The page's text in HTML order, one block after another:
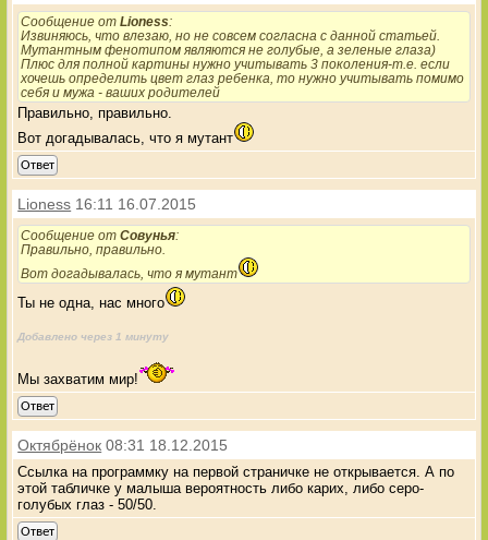
Сообщение отLioness:
Извиняюсь, что влезаю, но не совсем согласна с данной статьей.
Мутантным фенотипом являются не голубые, а зеленые глаза)
Плюс для полной картины нужно учитывать 3 поколения-т.е. если
хочешь определить цвет глаз ребенка, то нужно учитывать помимо
себя и мужа - ваших родителей
Правильно, правильно.
Вот догадывалась, что я мутант
Ответ
Lioness 16:11 16.07.2015
Сообщение отСовунья:
Правильно, правильно.
Вот догадывалась, что я мутант
Ты не одна, нас много
Добавлено через 1 минуту
Мы захватим мир!
Ответ
Октябрёнок 08:31 18.12.2015
Ссылка на программку на первой страничке не открывается. А по
этой табличке у малыша вероятность либо карих, либо серо-
голубых глаз - 50/50.
Ответ